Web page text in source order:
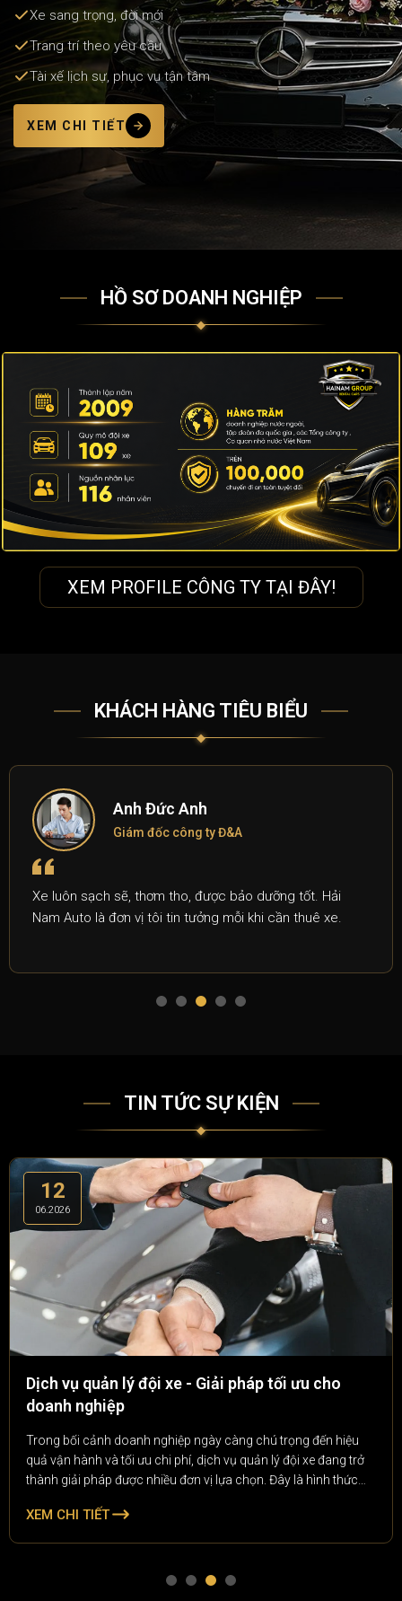
Xe sang trọng, đời mới
Trang trí theo yêu cầu
Tài xế lịch sự, phục vụ tận tâm
XEM CHI TIẾT
HỒ SƠ DOANH NGHIỆP
XEM PROFILE CÔNG TY TẠI ĐÂY!
KHÁCH HÀNG TIÊU BIỂU
Anh Đức Anh
Giám đốc công ty Đ&A
Xe luôn sạch sẽ, thơm tho, được bảo dưỡng tốt. Hải
Nam Auto là đơn vị tôi tin tưởng mỗi khi cần thuê xe.
TIN TỨC SỰ KIỆN
12
06.2026
Dịch vụ quản lý đội xe - Giải pháp tối ưu cho
doanh nghiệp
Trong bối cảnh doanh nghiệp ngày càng chú trọng đến hiệu
quả vận hành và tối ưu chi phí, dịch vụ quản lý đội xe đang trở
thành giải pháp được nhiều đơn vị lựa chọn. Đây là hình thức
theo dõi lịch trình, bảo dưỡng, quản lý nhiên liệu đến kiểm soát
XEM CHI TIẾT